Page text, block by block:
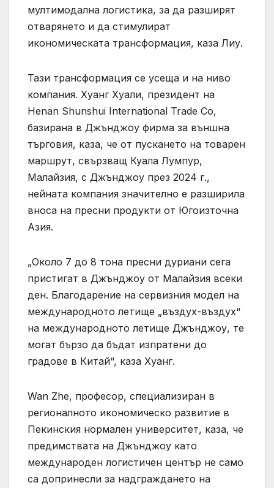
мултимодална логистика, за да разширят
отварянето и да стимулират
икономическата трансформация, каза Лиу.
Тази трансформация се усеща и на ниво
компания. Хуанг Хуали, президент на
Henan Shunshui International Trade Co,
базирана в Джънджоу фирма за външна
търговия, каза, че от пускането на товарен
маршрут, свързващ Куала Лумпур,
Малайзия, с Джънджоу през 2024 г.,
нейната компания значително е разширила
вноса на пресни продукти от Югоизточна
Азия.
„Около 7 до 8 тона пресни дуриани сега
пристигат в Джънджоу от Малайзия всеки
ден. Благодарение на сервизния модел на
международното летище „въздух-въздух“
на международното летище Джънджоу, те
могат бързо да бъдат изпратени до
градове в Китай“, каза Хуанг.
Wan Zhe, професор, специализиран в
регионалното икономическо развитие в
Пекинския нормален университет, каза, че
предимствата на Джънджоу като
международен логистичен център не само
са допринесли за надграждането на